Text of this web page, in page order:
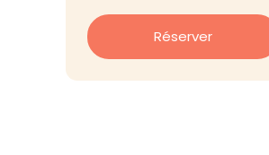
Réserver